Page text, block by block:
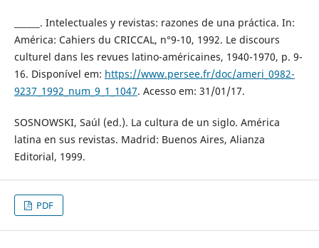
______. Intelectuales y revistas: razones de una práctica. In:
América: Cahiers du CRICCAL, n°9-10, 1992. Le discours
culturel dans les revues latino-américaines, 1940-1970, p. 9-
16. Disponível em: https://www.persee.fr/doc/ameri_0982-
9237_1992_num_9_1_1047. Acesso em: 31/01/17.
SOSNOWSKI, Saúl (ed.). La cultura de un siglo. América
latina en sus revistas. Madrid: Buenos Aires, Alianza
Editorial, 1999.
PDF